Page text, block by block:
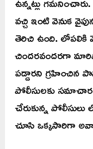
వచ్చి ఇంటి వెనుక
తెరిచి ఉంది. లోపలికి
చిందరవందరగా
పడ్డారని గ్రహించిన
పోలీసులకు
చేరుకున్న
చూసి ఒక్కసారిగా